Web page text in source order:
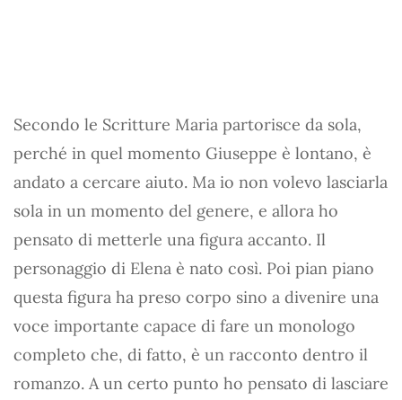
Secondo le Scritture Maria partorisce da sola,
perché in quel momento Giuseppe è lontano, è
andato a cercare aiuto. Ma io non volevo lasciarla
sola in un momento del genere, e allora ho
pensato di metterle una figura accanto. Il
personaggio di Elena è nato così. Poi pian piano
questa figura ha preso corpo sino a divenire una
voce importante capace di fare un monologo
completo che, di fatto, è un racconto dentro il
romanzo. A un certo punto ho pensato di lasciare